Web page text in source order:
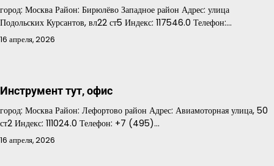
город: Москва Район: Бирюлёво Западное район Адрес: улица
Подольских Курсантов, вл22 ст5 Индекс: 117546.0 Телефон:…
16 апреля, 2026
Инструмент тут, офис
город: Москва Район: Лефортово район Адрес: Авиамоторная улица, 50
ст2 Индекс: 111024.0 Телефон: +7 (495)…
16 апреля, 2026